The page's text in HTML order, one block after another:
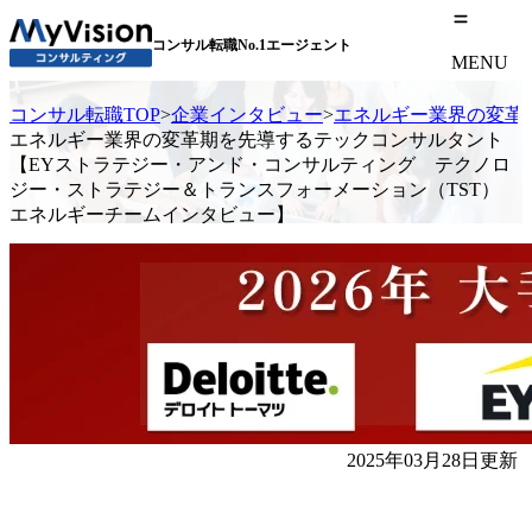
コンサル転職No.1エージェント
MENU
コンサル転職TOP>企業インタビュー>エネルギー業界の変
エネルギー業界の変革期を先導するテックコンサルタント
【EYストラテジー・アンド・コンサルティング テクノロ
ジー・ストラテジー＆トランスフォーメーション（TST）
エネルギーチームインタビュー】
2025年03月28日更新